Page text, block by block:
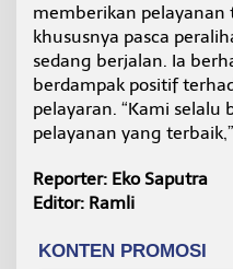
memberikan pelayanan
khususnya pasca
sedang berjalan. Ia
berdampak positif
pelayaran. “Kami
pelayanan yang
Reporter: Eko Saputra
Editor: Ramli